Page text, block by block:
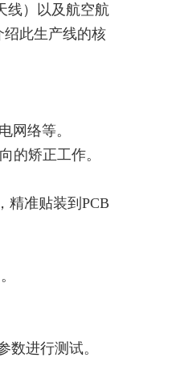
线）以及航空航
此生产线的核
网络等。
的矫正工作。
精准贴装到PCB
进行测试。